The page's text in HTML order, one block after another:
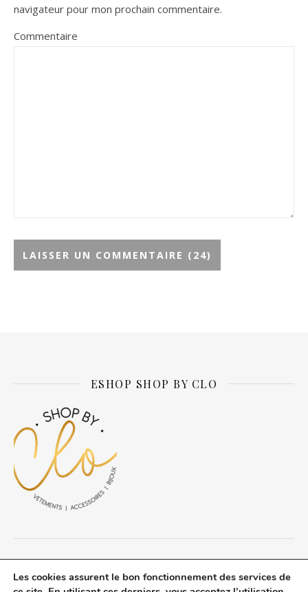
navigateur pour mon prochain commentaire.
Commentaire
ESHOP SHOP BY CLO
A propos du blog Mentions légales Politique de confidentialité
Les cookies assurent le bon fonctionnement des services de